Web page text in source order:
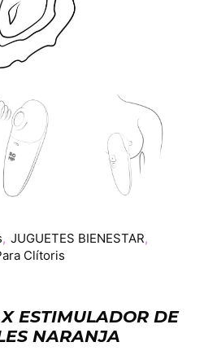
, JUGUETES BIENESTAR,
Clítoris
ESTIMULADOR DE
NARANJA